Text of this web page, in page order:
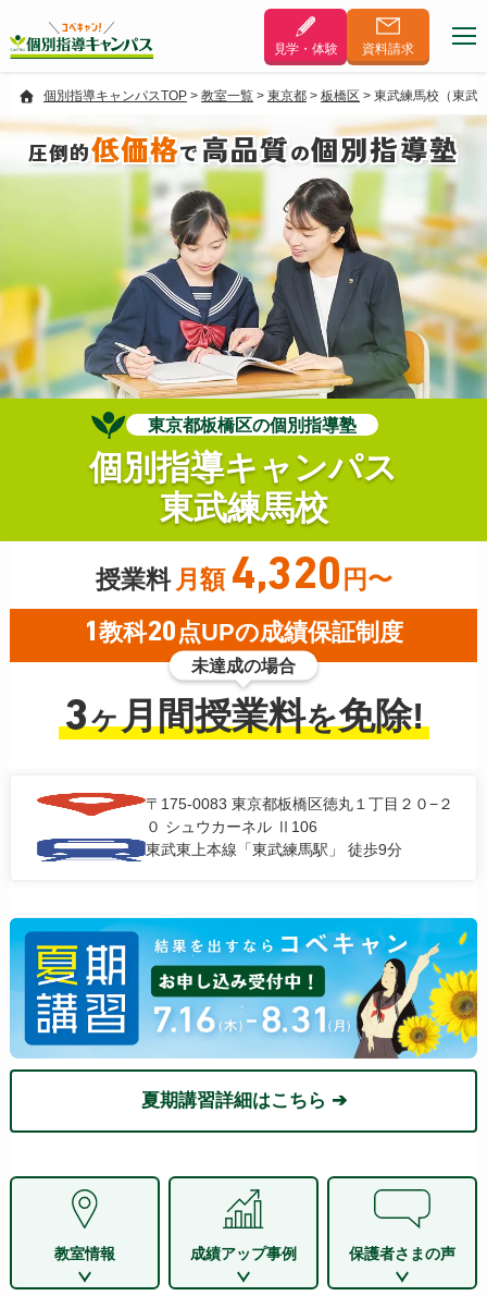
見学・体験 資料請求
個別指導キャンパスTOP> 教室一覧> 東京都> 板橋区 > 東武練馬校（東武
圧倒的低価格で高品質の個別指導塾
東京都板橋区の個別指導塾
個別指導キャンパス
東武練馬校
授業料 月額 4,320 円〜
1 教科20 点UPの成績保証制度
未達成の場合
3ヶ月間授業料を免除!
〒175-0083 東京都板橋区徳丸１丁目２０−２
０ シュウカーネル Ⅱ106
東武東上本線「東武練馬駅」 徒歩9分
夏期講習詳細はこちら ➔
教室情報 成績アップ事例 保護者さまの声